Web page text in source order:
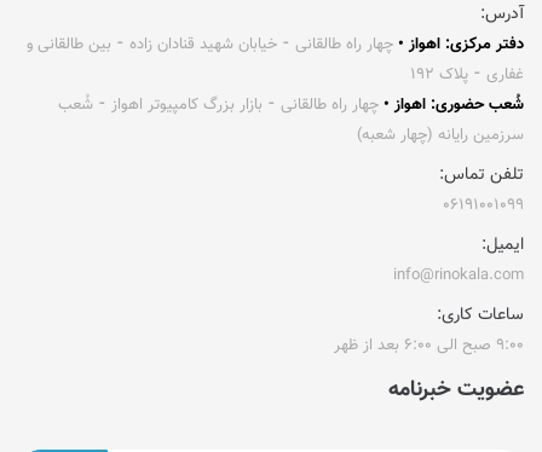
آدرس:
دفتر مرکزی: اهواز • چهار راه طالقانی ⁃ خیابان شهید قنادان زاده ⁃ بین طالقانی و
غفاری ⁃ پلاک ۱۹۲
شُعب حضوری: اهواز • چهار راه طالقانی ⁃ بازار بزرگ کامپیوتر اهواز ⁃ شُعب
سرزمین رایانه (چهار شعبه)
تلفن تماس:
۰۶۱۹۱۰۰۱۰۹۹
ایمیل:
info@rinokala.com
ساعات کاری:
۹:۰۰ صبح الی ۶:۰۰ بعد از ظهر
عضویت خبرنامه